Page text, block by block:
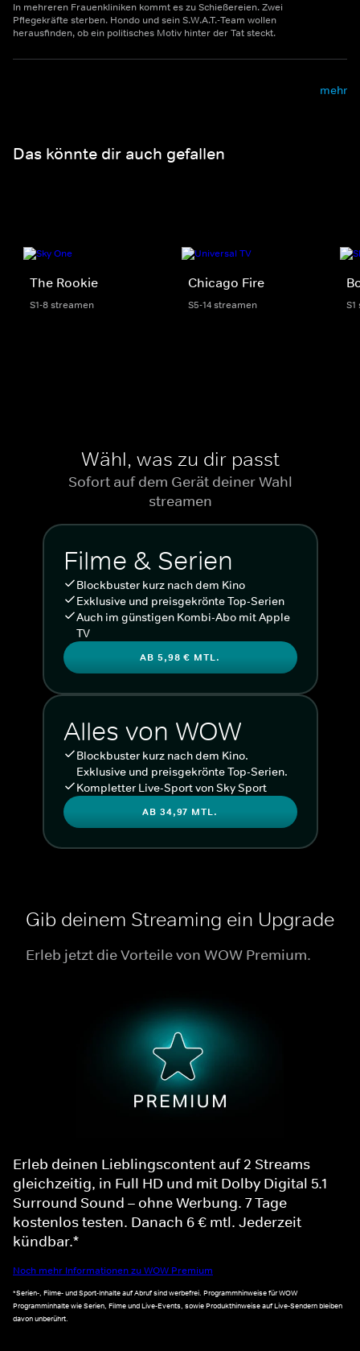
In mehreren Frauenkliniken kommt es zu Schießereien. Zwei
Pflegekräfte sterben. Hondo und sein S.W.A.T.-Team wollen
herausfinden, ob ein politisches Motiv hinter der Tat steckt.
mehr
Das könnte dir auch gefallen
The Rookie
S1-8 streamen
Chicago Fire
S5-14 streamen
Wähl, was zu dir passt
Sofort auf dem Gerät deiner Wahl
streamen
Filme & Serien
Blockbuster kurz nach dem Kino
Exklusive und preisgekrönte Top-Serien
Auch im günstigen Kombi-Abo mit Apple
TV
AB 5,98 € MTL.
Alles von WOW
Blockbuster kurz nach dem Kino.
Exklusive und preisgekrönte Top-Serien.
Kompletter Live-Sport von Sky Sport
AB 34,97 MTL.
Gib deinem Streaming ein Upgrade
Erleb jetzt die Vorteile von WOW Premium.
Erleb deinen Lieblingscontent auf 2 Streams
gleichzeitig, in Full HD und mit Dolby Digital 5.1
Surround Sound – ohne Werbung. 7 Tage
kostenlos testen. Danach 6 € mtl. Jederzeit
kündbar.*
Noch mehr Informationen zu WOW Premium
*Serien-, Filme- und Sport-Inhalte auf Abruf sind werbefrei. Programmhinweise für WOW
Programminhalte wie Serien, Filme und Live-Events, sowie Produkthinweise auf Live-Sendern bleiben
davon unberührt.